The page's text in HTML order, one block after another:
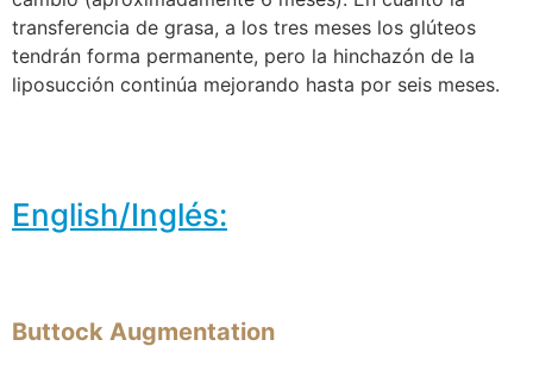
transferencia de grasa, a los tres meses los glúteos
tendrán forma permanente, pero la hinchazón de la
liposucción continúa mejorando hasta por seis meses.
English/Inglés:
Buttock Augmentation